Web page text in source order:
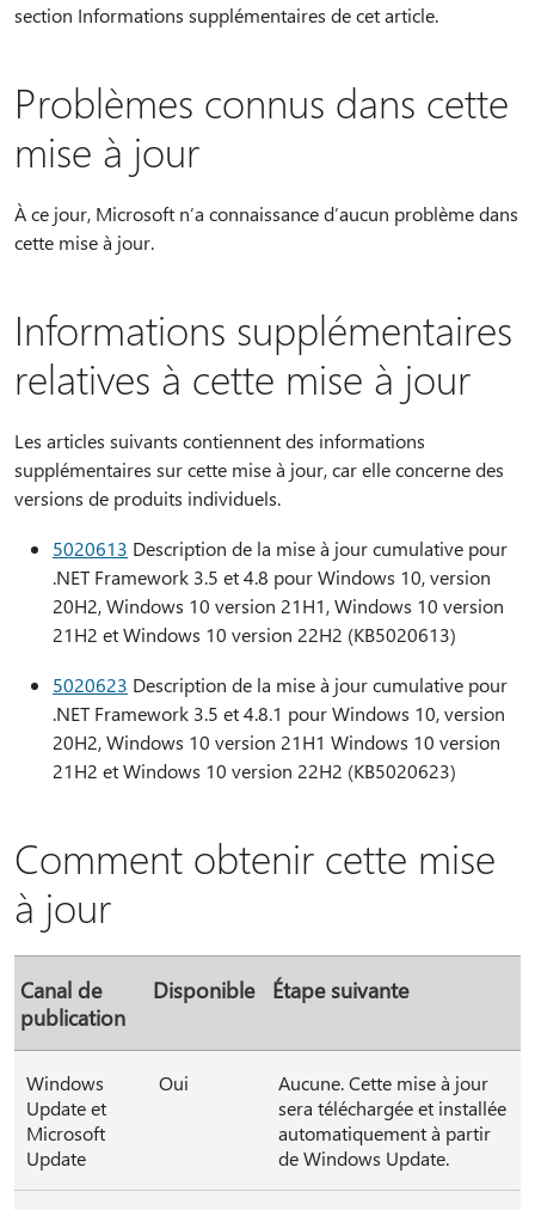
section Informations supplémentaires de cet article.
Problèmes connus dans cette
mise à jour
À ce jour, Microsoft n’a connaissance d’aucun problème dans
cette mise à jour.
Informations supplémentaires
relatives à cette mise à jour
Les articles suivants contiennent des informations
supplémentaires sur cette mise à jour, car elle concerne des
versions de produits individuels.
5020613 Description de la mise à jour cumulative pour
.NET Framework 3.5 et 4.8 pour Windows 10, version
20H2, Windows 10 version 21H1, Windows 10 version
21H2 et Windows 10 version 22H2 (KB5020613)
5020623 Description de la mise à jour cumulative pour
.NET Framework 3.5 et 4.8.1 pour Windows 10, version
20H2, Windows 10 version 21H1 Windows 10 version
21H2 et Windows 10 version 22H2 (KB5020623)
Comment obtenir cette mise
à jour
Canal de
publication
Disponible Étape suivante
Windows
Update et
Microsoft
Update
Oui
Aucune. Cette mise à jour
sera téléchargée et installée
automatiquement à partir
de Windows Update.